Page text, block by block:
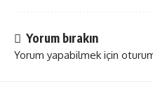
Yorum bırakın
Yorum yapabilmek için